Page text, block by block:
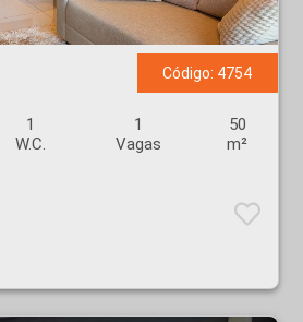
Código: 4754
1
W.C.
1
Vagas
50
m²